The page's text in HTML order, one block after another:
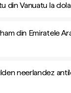
din Vanuatu la
din Emiratele
neerlandez